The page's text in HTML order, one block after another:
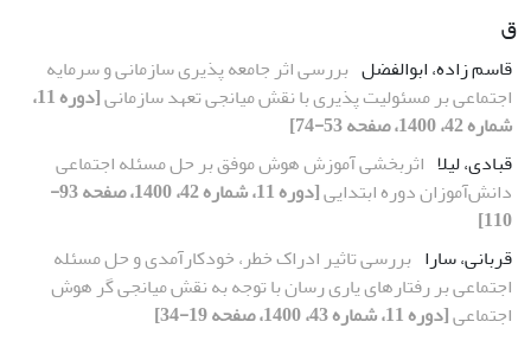
ق
قاسم زاده، ابوالفضل بررسی اثر جامعه پذیری سازمانی و سرمایه
اجتماعی بر مسئولیت پذیری با نقش میانجی تعهد سازمانی
[دوره 11،
شماره 42، 1400، صفحه 53-74]
قبادی، لیلا اثربخشی آموزش هوش موفق بر حل مسئله اجتماعی
دانش‌آموزان دوره ابتدایی
[دوره 11، شماره 42، 1400، صفحه 93-
110]
قربانی، سارا بررسی تاثیر ادراک خطر، خودکارآمدی و حل مسئله
اجتماعی بر رفتارهای یاری رسان با توجه به نقش میانجی گر هوش
اجتماعی[دوره 11، شماره 43، 1400، صفحه 19-34]